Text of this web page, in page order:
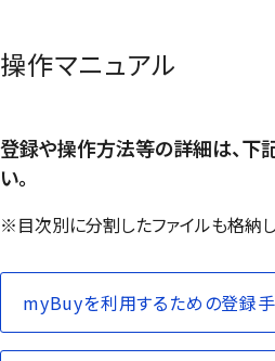
操作マニュアル
登録や操作方法等の詳細は、下
い。
※目次別に分割したファイルも格納し
myBuyを利用するための登録